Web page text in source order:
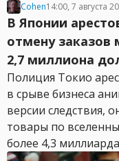
Cohen14:00, 7 августа
В Японии
отмену заказов
2,7 миллиона
Полиция Токио
в срыве бизнеса
версии следствия,
товары по
более 4,3